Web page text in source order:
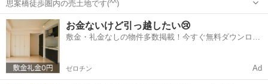
思案橋徒歩圏内の売土地です(^^)
長崎 長崎市 崇福寺駅 土地販売/土地売買
お金ないけど引っ越したい😢
敷金・礼金なしの物件多数掲載！今すぐ無料ダウンロー
ゼロチン Ad